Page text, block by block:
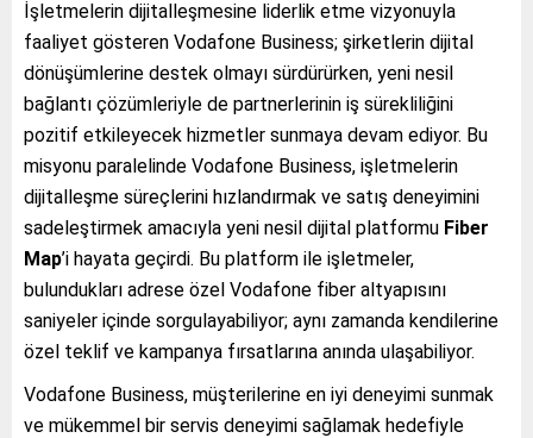
İşletmelerin dijitalleşmesine liderlik etme vizyonuyla
faaliyet gösteren Vodafone Business; şirketlerin dijital
dönüşümlerine destek olmayı sürdürürken, yeni nesil
bağlantı çözümleriyle de partnerlerinin iş sürekliliğini
pozitif etkileyecek hizmetler sunmaya devam ediyor. Bu
misyonu paralelinde Vodafone Business, işletmelerin
dijitalleşme süreçlerini hızlandırmak ve satış deneyimini
sadeleştirmek amacıyla yeni nesil dijital platformu Fiber
Map’i hayata geçirdi. Bu platform ile işletmeler,
bulundukları adrese özel Vodafone fiber altyapısını
saniyeler içinde sorgulayabiliyor; aynı zamanda kendilerine
özel teklif ve kampanya fırsatlarına anında ulaşabiliyor.
Vodafone Business, müşterilerine en iyi deneyimi sunmak
ve mükemmel bir servis deneyimi sağlamak hedefiyle